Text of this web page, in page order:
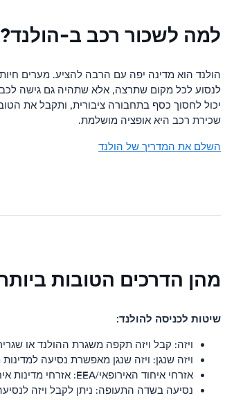
למה לשכור רכב ב-הולנד?
הולנד הוא מדינה יפה עם הרבה להציע. מערים
לנסוע לכל מקום שתרצה, אלא שתהיה גם גישה
יכול לחסוך כסף בתחבורה ציבורית, ותקבל את
שכירת רכב היא אופציה מושלמת.
השלם את המדריך של הולנד
מהן הדרכים הטובות
שיטות לכניסה להולנד:
ויזה: קבל ויזה תקפה משגרת ההולנד או
ויזה שנגן: ויזה שנגן מאפשרת נסיעה למדינות
אזרחי איחוד האירופאי/EEA: אזרחי מדינות איחוד האירופאי/EEA אינם צריכים ויזה כדי לכנס להולנד.
נסיעה בשדה התעופה: ניתן לקבל ויזה